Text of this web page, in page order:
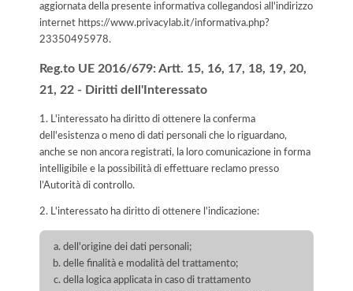
aggiornata della presente informativa collegandosi all'indirizzo
internet https://www.privacylab.it/informativa.php?
23350495978.
Reg.to UE 2016/679: Artt. 15, 16, 17, 18, 19, 20,
21, 22 - Diritti dell'Interessato
1. L'interessato ha diritto di ottenere la conferma
dell'esistenza o meno di dati personali che lo riguardano,
anche se non ancora registrati, la loro comunicazione in forma
intelligibile e la possibilità di effettuare reclamo presso
l’Autorità di controllo.
2. L'interessato ha diritto di ottenere l'indicazione:
dell'origine dei dati personali;
delle finalità e modalità del trattamento;
della logica applicata in caso di trattamento